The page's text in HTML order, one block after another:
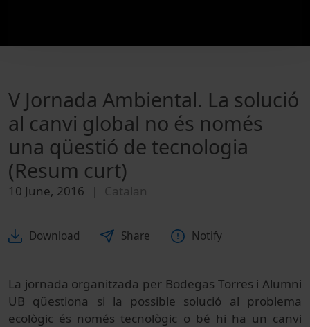
V Jornada Ambiental. La solució
al canvi global no és només
una qüestió de tecnologia
(Resum curt)
10 June, 2016 Catalan
Download Share Notify
La jornada organitzada per Bodegas Torres i Alumni
UB qüestiona si la possible solució al problema
ecològic és només tecnològic o bé hi ha un canvi